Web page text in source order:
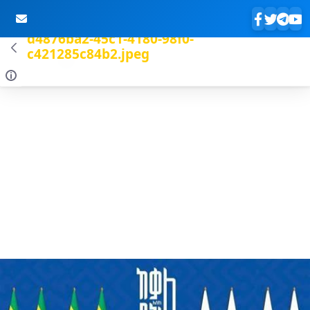
d4876ba2-45c1-4180-98f0-
c421285c84b2.jpeg